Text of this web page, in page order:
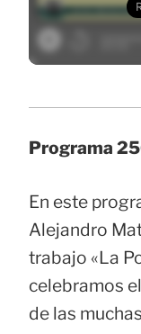
Programa
En este
Alejandro
trabajo «La
celebramos
de las